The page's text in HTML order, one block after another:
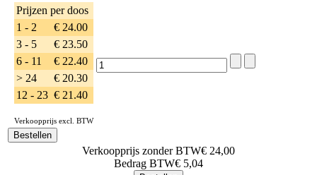
Prijzen per doos
1 - 2
€ 24.00
3 - 5
€ 23.50
6 - 11
€ 22.40
> 24
€ 20.30
12 - 23 € 21.40
Verkoopprijs excl. BTW
Verkoopprijs zonder BTW€ 24,00
Bedrag BTW€ 5,04